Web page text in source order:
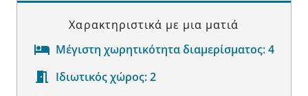
Χαρακτηριστικά με μια ματιά
Μέγιστη χωρητικότητα διαμερίσματος:4
Ιδιωτικός χώρος:2